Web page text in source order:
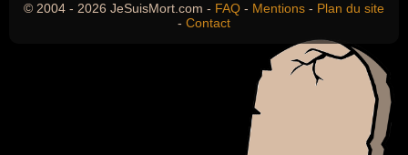
© 2004 - 2026 JeSuisMort.com - FAQ - Mentions - Plan du site
- Contact